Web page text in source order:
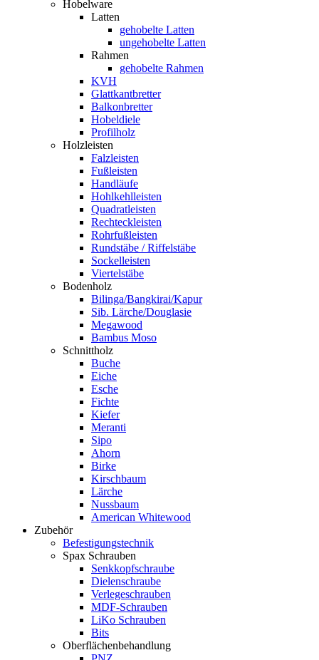
Hobelware
Latten
gehobelte Latten
ungehobelte Latten
Rahmen
gehobelte Rahmen
KVH
Glattkantbretter
Balkonbretter
Hobeldiele
Profilholz
Holzleisten
Falzleisten
Fußleisten
Handläufe
Hohlkehlleisten
Quadratleisten
Rechteckleisten
Rohrfußleisten
Rundstäbe / Riffelstäbe
Sockelleisten
Viertelstäbe
Bodenholz
Bilinga/Bangkirai/Kapur
Sib. Lärche/Douglasie
Megawood
Bambus Moso
Schnittholz
Buche
Eiche
Esche
Fichte
Kiefer
Meranti
Sipo
Ahorn
Birke
Kirschbaum
Lärche
Nussbaum
American Whitewood
Zubehör
Befestigungstechnik
Spax Schrauben
Senkkopfschraube
Dielenschraube
Verlegeschrauben
MDF-Schrauben
LiKo Schrauben
Bits
Oberflächenbehandlung